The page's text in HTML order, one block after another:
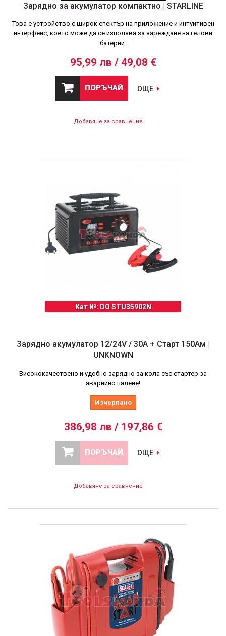
Зарядно за акумулатор компактно | STARLINE
Това е устройство с широк спектър на приложение и интуитивен
интерфейс, което може да се използва за зареждане на гелови
батерии.
95,99 лв / 49,08 €
ПОРЪЧАЙ ОЩЕ
Добавяне за сравнение
Кат №: DO STU35902N
Зарядно акумулатор 12/24V / 30A + Старт 150Ам |
UNKNOWN
Висококачествено и удобно зарядно за кола със стартер за
аварийно палене!
Изчерпано
386,98 лв / 197,86 €
ПОРЪЧАЙ ОЩЕ
Добавяне за сравнение